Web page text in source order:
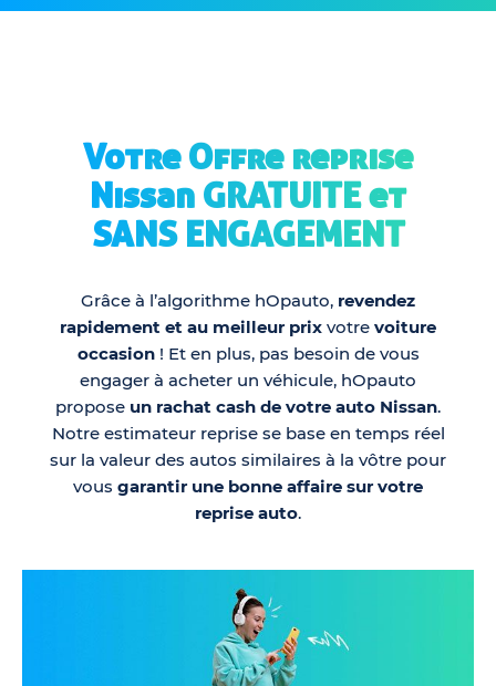
Votre Offre reprise
Nissan GRATUITE et
SANS ENGAGEMENT
Grâce à l’algorithme hOpauto, revendez
rapidement et au meilleur prix votre voiture
occasion! Et en plus, pas besoin de vous
engager à acheter un véhicule, hOpauto
propose un rachat cash de votre auto Nissan.
Notre estimateur reprise se base en temps réel
sur la valeur des autos similaires à la vôtre pour
vous garantir une bonne affaire sur votre
reprise auto.